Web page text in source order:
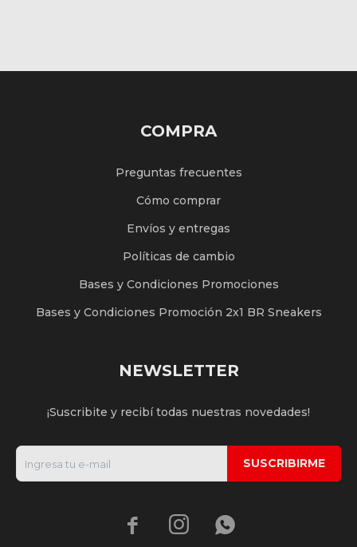
COMPRA
Preguntas frecuentes
Cómo comprar
Envíos y entregas
Políticas de cambio
Bases y Condiciones Promociones
Bases y Condiciones Promoción 2x1 BR Sneakers
NEWSLETTER
¡Suscribite y recibí todas nuestras novedades!
SUSCRIBIRME
  